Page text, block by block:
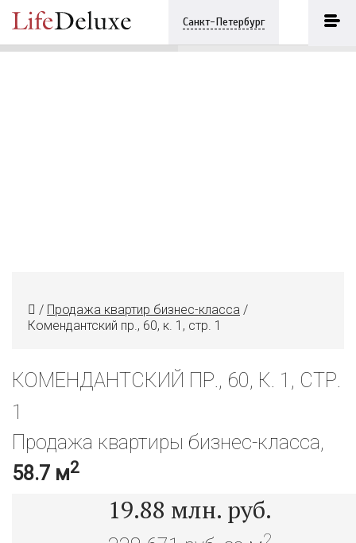
Санкт-Петербург
/ Продажа квартир бизнес-класса /
Комендантский пр., 60, к. 1, стр. 1
КОМЕНДАНТСКИЙ ПР., 60, К. 1, СТР.
1
Продажа квартиры бизнес-класса,
58.7 м2
19.88 млн. руб.
Комендантский пр., 60, к. 1, стр. 1
+7 (812) 3330243 ПОЗВОНИТЬ